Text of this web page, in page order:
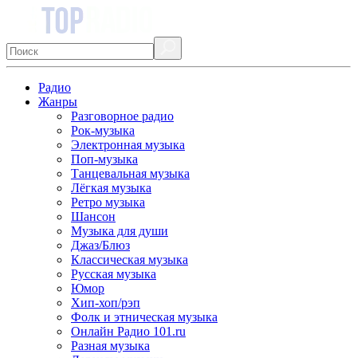
Радио
Жанры
Разговорное радио
Рок-музыка
Электронная музыка
Поп-музыка
Танцевальная музыка
Лёгкая музыка
Ретро музыка
Шансон
Музыка для души
Джаз/Блюз
Классическая музыка
Русская музыка
Юмор
Хип-хоп/рэп
Фолк и этническая музыка
Онлайн Радио 101.ru
Разная музыка